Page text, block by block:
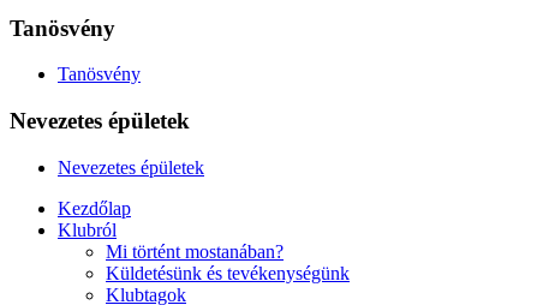
Tanösvény
Tanösvény
Nevezetes épületek
Nevezetes épületek
Kezdőlap
Klubról
Mi történt mostanában?
Küldetésünk és tevékenységünk
Klubtagok